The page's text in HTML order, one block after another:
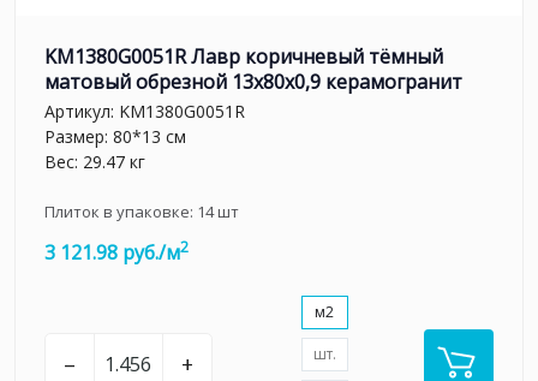
KM1380G0051R Лавр коричневый тёмный
матовый обрезной 13x80x0,9 керамогранит
Артикул: KM1380G0051R
Размер: 80*13 см
Вес: 29.47 кг
Плиток в упаковке: 14шт
3 121.98 руб./м2
– +
м2
шт.